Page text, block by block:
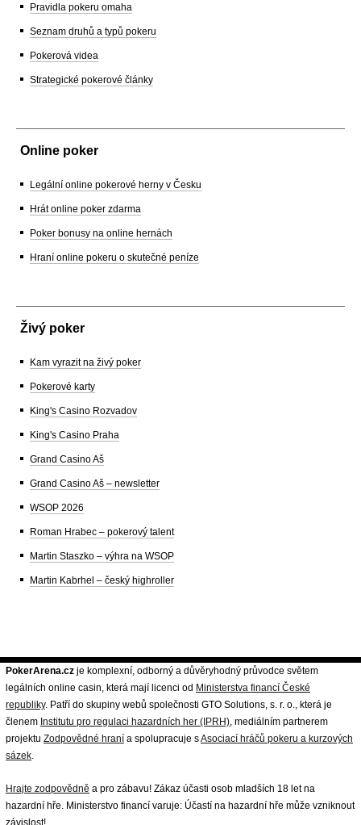
Pravidla pokeru omaha
Seznam druhů a typů pokeru
Pokerová videa
Strategické pokerové články
Online poker
Legální online pokerové herny v Česku
Hrát online poker zdarma
Poker bonusy na online hernách
Hraní online pokeru o skutečné peníze
Živý poker
Kam vyrazit na živý poker
Pokerové karty
King's Casino Rozvadov
King's Casino Praha
Grand Casino Aš
Grand Casino Aš – newsletter
WSOP 2026
Roman Hrabec – pokerový talent
Martin Staszko – výhra na WSOP
Martin Kabrhel – český highroller
PokerArena.cz je komplexní, odborný a důvěryhodný průvodce světem
legálních online casin, která mají licenci od Ministerstva financí České
republiky. Patří do skupiny webů společnosti GTO Solutions, s. r. o., která je
členem Institutu pro regulaci hazardních her (IPRH) , mediálním partnerem
projektu Zodpovědné hraní a spolupracuje sAsociací hráčů pokeru a kurzových
sázek
Hrajte zodpovědně a pro zábavu! Zákaz účasti osob mladších 18 let na
hazardní hře. Ministerstvo financí varuje: Účastí na hazardní hře může vzniknout
závislost!